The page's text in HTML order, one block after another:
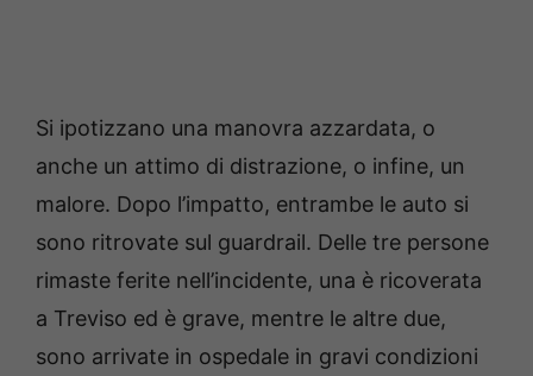
Si ipotizzano una manovra azzardata, o
anche un attimo di distrazione, o infine, un
malore. Dopo l’impatto, entrambe le auto si
sono ritrovate sul guardrail. Delle tre persone
rimaste ferite nell’incidente, una è ricoverata
a Treviso ed è grave, mentre le altre due,
sono arrivate in ospedale in gravi condizioni